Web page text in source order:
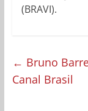
(BRAVI).
← Bruno
Canal Brasil